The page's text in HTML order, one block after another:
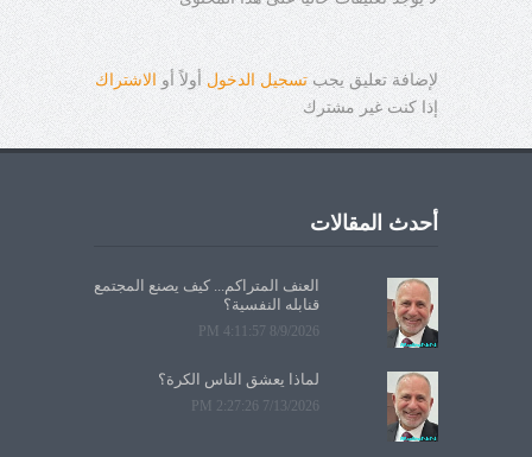
لإضافة تعليق يجب تسجيل الدخولأولاً أو
الاشتراك
إذا كنت غير مشترك
أحدث المقالات
العنف المتراكم... كيف يصنع المجتمع
قنابله النفسية؟
8/9/2026 4:11:57 PM
لماذا يعشق الناس الكرة؟
7/13/2026 2:27:26 PM